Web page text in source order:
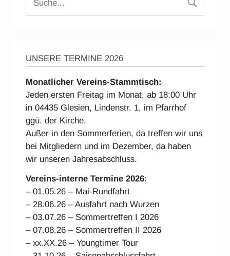
UNSERE TERMINE 2026
Monatlicher Vereins-Stammtisch:
Jeden ersten Freitag im Monat, ab 18:00 Uhr
in 04435 Glesien, Lindenstr. 1, im Pfarrhof
ggü. der Kirche.
Außer in den Sommerferien, da treffen wir uns
bei Mitgliedern und im Dezember, da haben
wir unseren Jahresabschluss.
Vereins-interne Termine 2026:
– 01.05.26 – Mai-Rundfahrt
– 28.06.26 – Ausfahrt nach Wurzen
– 03.07.26 – Sommertreffen I 2026
– 07.08.26 – Sommertreffen II 2026
– xx.XX.26 – Youngtimer Tour